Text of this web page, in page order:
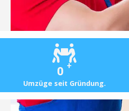
0 +
Umzüge seit Gründung.